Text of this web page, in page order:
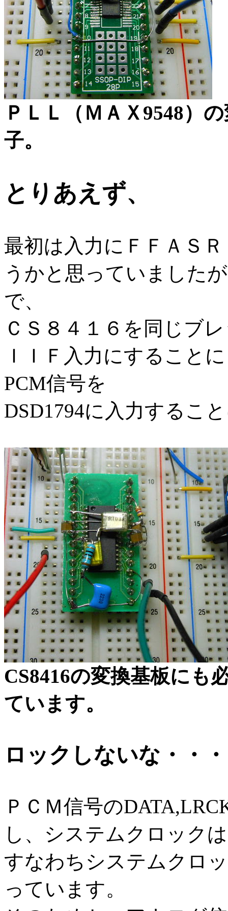
ＰＬＬ（ＭＡＸ9548）
子。
とりあえず、
最初は入力にＦＦＡＳ
うかと思っていました
で、
ＣＳ８４１６を同じブ
ＩＩＦ入力にすること
PCM信号を
DSD1794に入力するこ
CS8416の変換基板にも
ています。
ロックしないな・・
ＰＣＭ信号の
し、システムクロック
すなわちシステムクロ
っています。